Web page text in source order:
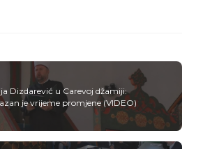
Dizdarević u Carevoj džamiji:
je vrijeme promjene (VIDEO)